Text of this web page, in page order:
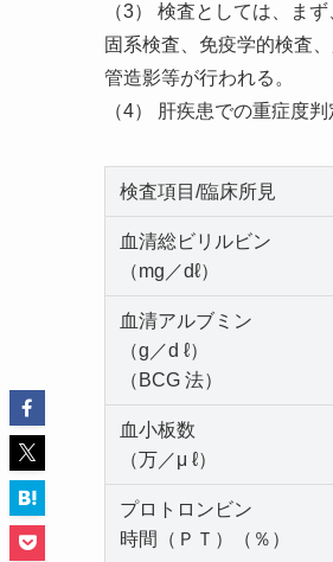
（3） 検査としては、ま
固系検査、免疫学的検査
管造影等が行われる。
（4） 肝疾患での重症度
検査項目/臨床所見
血清総ビリルビン
（mg／dℓ）
血清アルブミン
（g／d ℓ）
（BCG 法）
血小板数
（万／μ ℓ）
プロトロンビン
時間（ＰＴ）（％）